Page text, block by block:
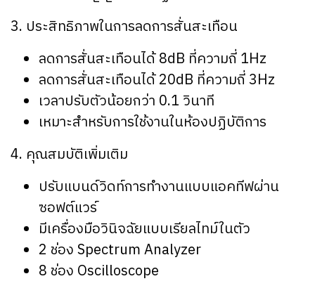
3. ประสิทธิภาพในการลดการสั่นสะเทือน
ลดการสั่นสะเทือนได้ 8dB ที่ความถี่ 1Hz
ลดการสั่นสะเทือนได้ 20dB ที่ความถี่ 3Hz
เวลาปรับตัวน้อยกว่า 0.1 วินาที
เหมาะสำหรับการใช้งานในห้องปฏิบัติการ
4. คุณสมบัติเพิ่มเติม
ปรับแบนด์วิดท์การทำงานแบบแอคทีฟผ่าน
ซอฟต์แวร์
มีเครื่องมือวินิจฉัยแบบเรียลไทม์ในตัว
2 ช่อง Spectrum Analyzer
8 ช่อง Oscilloscope